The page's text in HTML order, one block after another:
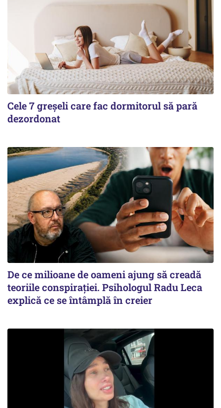
Cele 7 greșeli care fac dormitorul să pară
dezordonat
De ce milioane de oameni ajung să creadă
teoriile conspirației. Psihologul Radu Leca
explică ce se întâmplă în creier